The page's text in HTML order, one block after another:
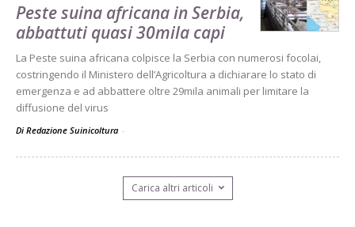
Peste suina africana in Serbia,
abbattuti quasi 30mila capi
La Peste suina africana colpisce la Serbia con numerosi focolai,
costringendo il Ministero dell’Agricoltura a dichiarare lo stato di
emergenza e ad abbattere oltre 29mila animali per limitare la
diffusione del virus
Di Redazione Suinicoltura -
Carica altri articoli